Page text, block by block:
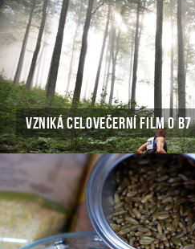
VZNIKÁ CELOVEČERNÍ FILM O B7